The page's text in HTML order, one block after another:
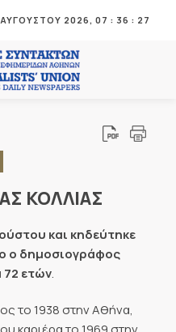
2026, 07 : 36 : 28
ΚΟΛΛΙΑΣ
και κηδεύτηκε
ο δημοσιογράφος
72 ετών.
το 1938 στην Αθήνα,